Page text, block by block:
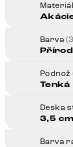
Materiál
Barva
Podnož
Deska
3,5 cm
Barva